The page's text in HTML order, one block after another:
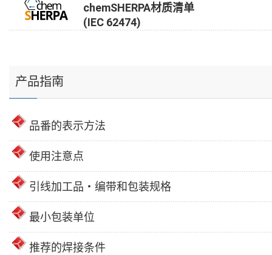
chemSHERPA材质清单
(IEC 62474)
产品指南
品番的表示方法
使用注意点
引线加工品・编带和包装规格
最小包装单位
推荐的焊接条件